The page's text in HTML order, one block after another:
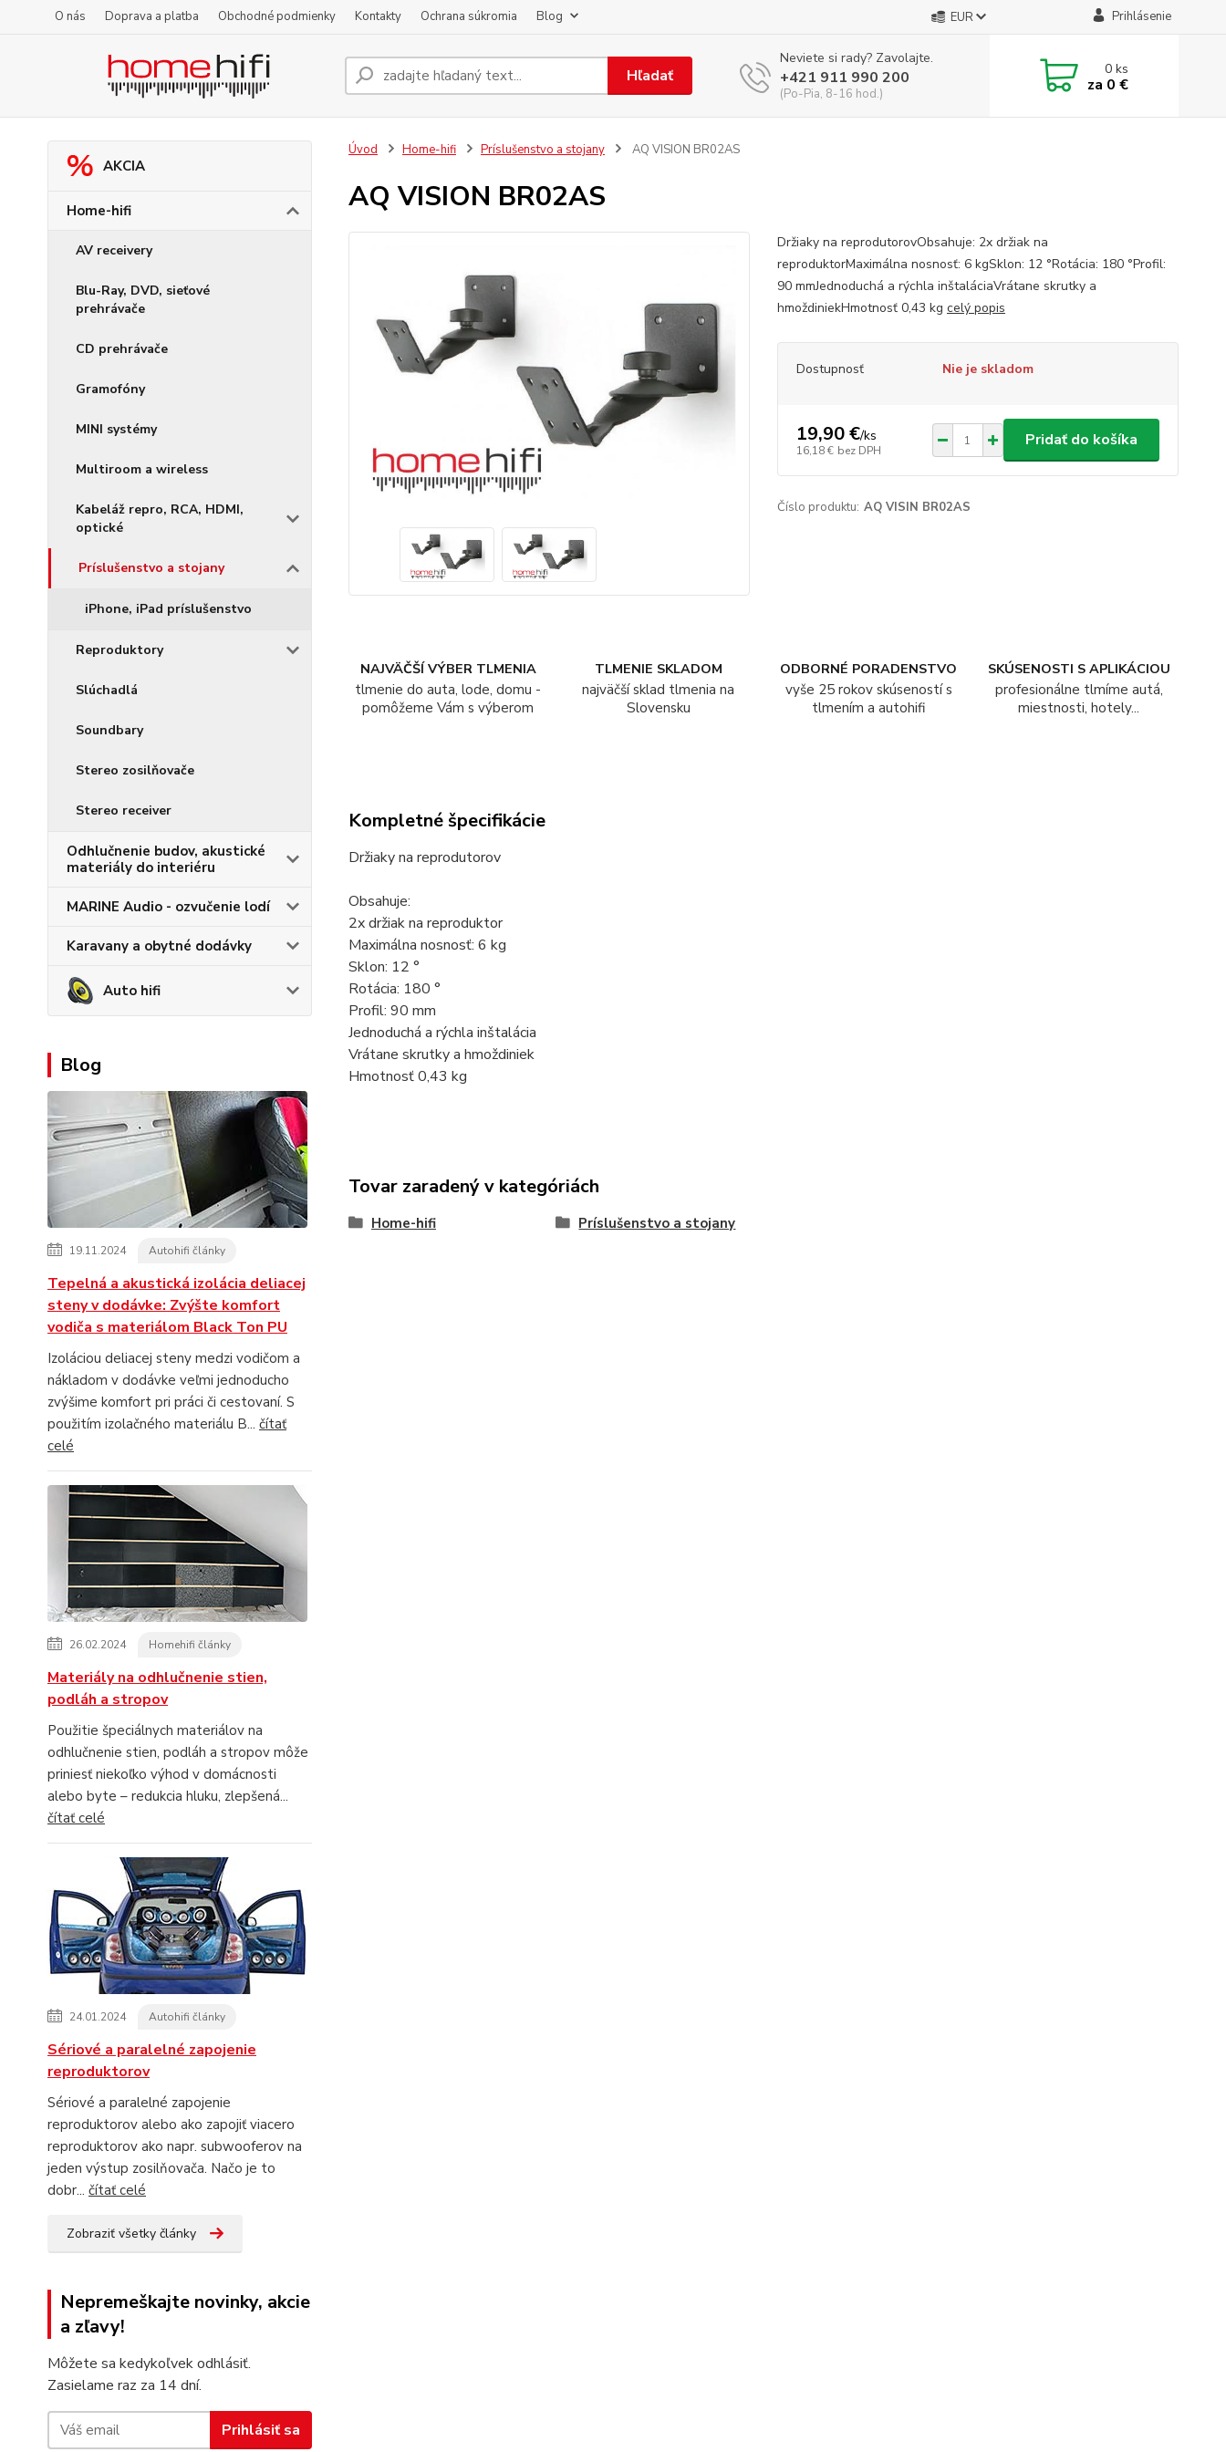
O nás Doprava a platba Obchodné podmienky Kontakty Ochrana súkromia Blog EUR Prihlásenie
Hľadať
Neviete si rady? Zavolajte.
+421 911 990 200
(Po-Pia, 8-16 hod.)
0ks
za 0 €
AKCIA
Home-hifi
AV receivery
Blu-Ray, DVD, sieťové
prehrávače
CD prehrávače
Gramofóny
MINI systémy
Multiroom a wireless
Kabeláž repro, RCA, HDMI,
optické
Príslušenstvo a stojany
iPhone, iPad príslušenstvo
Reproduktory
Slúchadlá
Soundbary
Stereo zosilňovače
Stereo receiver
Odhlučnenie budov, akustické
materiály do interiéru
MARINE Audio - ozvučenie lodí
Karavany a obytné dodávky
Auto hifi
Blog
19.11.2024 Autohifi články
Tepelná a akustická izolácia deliacej
steny v dodávke: Zvýšte komfort
vodiča s materiálom Black Ton PU
Izoláciou deliacej steny medzi vodičom a
nákladom v dodávke veľmi jednoducho
zvýšime komfort pri práci či cestovaní. S
použitím izolačného materiálu B... čítať
celé
26.02.2024 Homehifi články
Materiály na odhlučnenie stien,
podláh a stropov
Použitie špeciálnych materiálov na
odhlučnenie stien, podláh a stropov môže
priniesť niekoľko výhod v domácnosti
alebo byte – redukcia hluku, zlepšená...
čítať celé
24.01.2024 Autohifi články
Sériové a paralelné zapojenie
reproduktorov
Sériové a paralelné zapojenie
reproduktorov alebo ako zapojiť viacero
reproduktorov ako napr. subwooferov na
jeden výstup zosilňovača. Načo je to
dobr... čítať celé
Zobraziť všetky články
Nepremeškajte novinky, akcie
a zľavy!
Môžete sa kedykoľvek odhlásiť.
Zasielame raz za 14 dní.
Prihlásiť sa
Úvod Home-hifi Príslušenstvo a stojany AQ VISION BR02AS
AQ VISION BR02AS
Držiaky na reprodutorovObsahuje: 2x držiak na
reproduktorMaximálna nosnosť: 6 kgSklon: 12 °Rotácia: 180 °Profil:
90 mmJednoduchá a rýchla inštaláciaVrátane skrutky a
hmoždiniekHmotnosť 0,43 kg celý popis
Dostupnosť Nie je skladom
19,90 €/ks
16,18 € bez DPH
Pridať do košíka
Číslo produktu: AQ VISIN BR02AS
NAJVÄČŠÍ VÝBER TLMENIA
tlmenie do auta, lode, domu -
pomôžeme Vám s výberom
TLMENIE SKLADOM
najväčší sklad tlmenia na
Slovensku
ODBORNÉ PORADENSTVO
vyše 25 rokov skúseností s
tlmením a autohifi
SKÚSENOSTI S APLIKÁCIOU
profesionálne tlmíme autá,
miestnosti, hotely...
Kompletné špecifikácie
Držiaky na reprodutorov
Obsahuje:
2x držiak na reproduktor
Maximálna nosnosť: 6 kg
Sklon: 12 °
Rotácia: 180 °
Profil: 90 mm
Jednoduchá a rýchla inštalácia
Vrátane skrutky a hmoždiniek
Hmotnosť 0,43 kg
Tovar zaradený v kategóriách
Home-hifi Príslušenstvo a stojany